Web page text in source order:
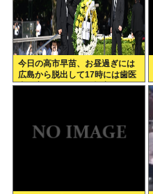
今日の高市早苗、お昼過ぎには
広島から脱出して17時には歯医
者に寄ってそのまま帰宅